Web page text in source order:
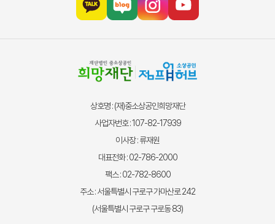
상호명 : (재)중소상공인희망재단
사업자번호 : 107-82-17939
이사장 : 류재원
대표전화 : 02-786-2000
팩스 : 02-782-8600
주소 : 서울특별시 구로구 가마산로 242
(서울특별시 구로구 구로동 83)